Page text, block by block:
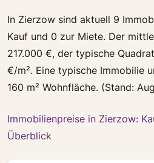
In Zierzow sind aktuell 9
Kauf und 0 zur Miete. Der
217.000 €, der typische
€/m². Eine typische Immobilie
160 m² Wohnfläche. (Stand:
Immobilienpreise in Zierzow:
Überblick